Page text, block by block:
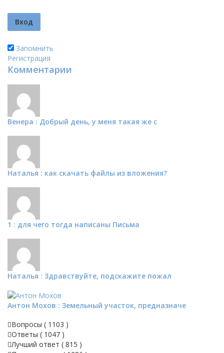
Запомнить
Регистрация
Комментарии
Венера : Добрый день, у меня такая же с
Наталья : как скачать файлы из вложения?
1 : для чего тогда написаны Письма
Наталья : Здравствуйте, подскажите пожал
Антон Мохов : Земельный участок, предназначе
Вопросы ( 1103 )
Ответы ( 1047 )
Лучший ответ ( 815 )